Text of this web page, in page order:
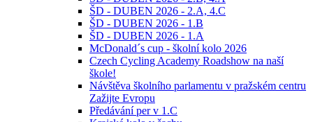
ŠD - DUBEN 2026 - 2.A, 4.C
ŠD - DUBEN 2026 - 1.B
ŠD - DUBEN 2026 - 1.A
McDonald´s cup - školní kolo 2026
Czech Cycling Academy Roadshow na naší
škole!
Návštěva školního parlamentu v pražském centru
Zažijte Evropu
Předávání per v 1.C